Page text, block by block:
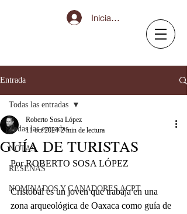
Iniciar sesión
Entrada
Todas las entradas
NOTAS
RESEÑAS
NOMINADOS Y GANADORES ACPT
Todas las entradas
GUÍA DE TURISTAS
Roberto Sosa López
11 oct 2024 2 min de lectura
Por ROBERTO SOSA LÓPEZ
Cristóbal es un joven que trabaja en una
zona arqueológica de Oaxaca como guía de